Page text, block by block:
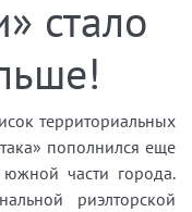
стало
территориальных
пополнился еще
части города.
риэлторской